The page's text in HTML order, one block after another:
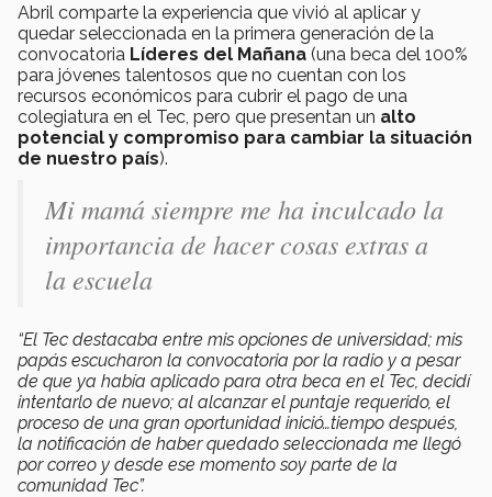
Abril comparte la experiencia que vivió al aplicar y
quedar seleccionada en la primera generación de la
convocatoria Líderes del Mañana (una beca del 100%
para jóvenes talentosos que no cuentan con los
recursos económicos para cubrir el pago de una
colegiatura en el Tec, pero que presentan un alto
potencial y compromiso para cambiar la situación
de nuestro país).
Mi mamá siempre me ha inculcado la
importancia de hacer cosas extras a
la escuela
“El Tec destacaba entre mis opciones de universidad; mis
papás escucharon la convocatoria por la radio y a pesar
de que ya había aplicado para otra beca en el Tec, decidí
intentarlo de nuevo; al alcanzar el puntaje requerido, el
proceso de una gran oportunidad inició…tiempo después,
la notificación de haber quedado seleccionada me llegó
por correo y desde ese momento soy parte de la
comunidad Tec”.